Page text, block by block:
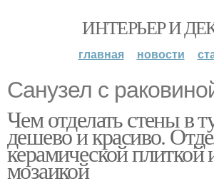
ИНТЕРЬЕР И
главная новости
Санузел с
Чем отделать стены в
дешево и красиво.
керамической плиткой
мозаикой